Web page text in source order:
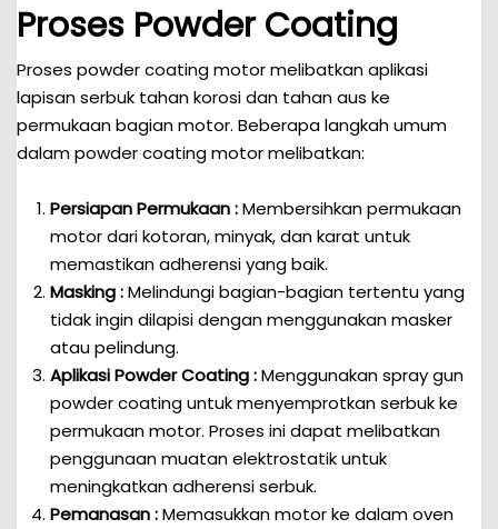
Proses Powder Coating
Proses powder coating motor melibatkan aplikasi
lapisan serbuk tahan korosi dan tahan aus ke
permukaan bagian motor. Beberapa langkah umum
dalam powder coating motor melibatkan:
Persiapan Permukaan :Membersihkan permukaan
motor dari kotoran, minyak, dan karat untuk
memastikan adherensi yang baik.
Masking :Melindungi bagian-bagian tertentu yang
tidak ingin dilapisi dengan menggunakan masker
atau pelindung.
Aplikasi Powder Coating :Menggunakan spray gun
powder coating untuk menyemprotkan serbuk ke
permukaan motor. Proses ini dapat melibatkan
penggunaan muatan elektrostatik untuk
meningkatkan adherensi serbuk.
Pemanasan :Memasukkan motor ke dalam oven